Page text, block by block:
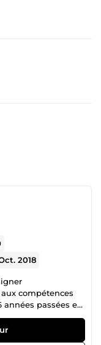
2018
compétences
années passées en
vous aider dans
un design
vos prospects.